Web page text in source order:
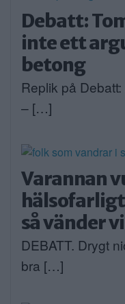
Debatt:
inte ett
betong
Replik på
– […]
Varannan
så vänder
DEBATT. Drygt
bra […]